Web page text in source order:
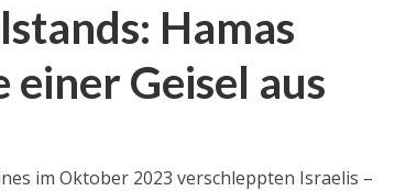
Hamas
Geisel aus
im Oktober 2023 verschleppten Israelis –